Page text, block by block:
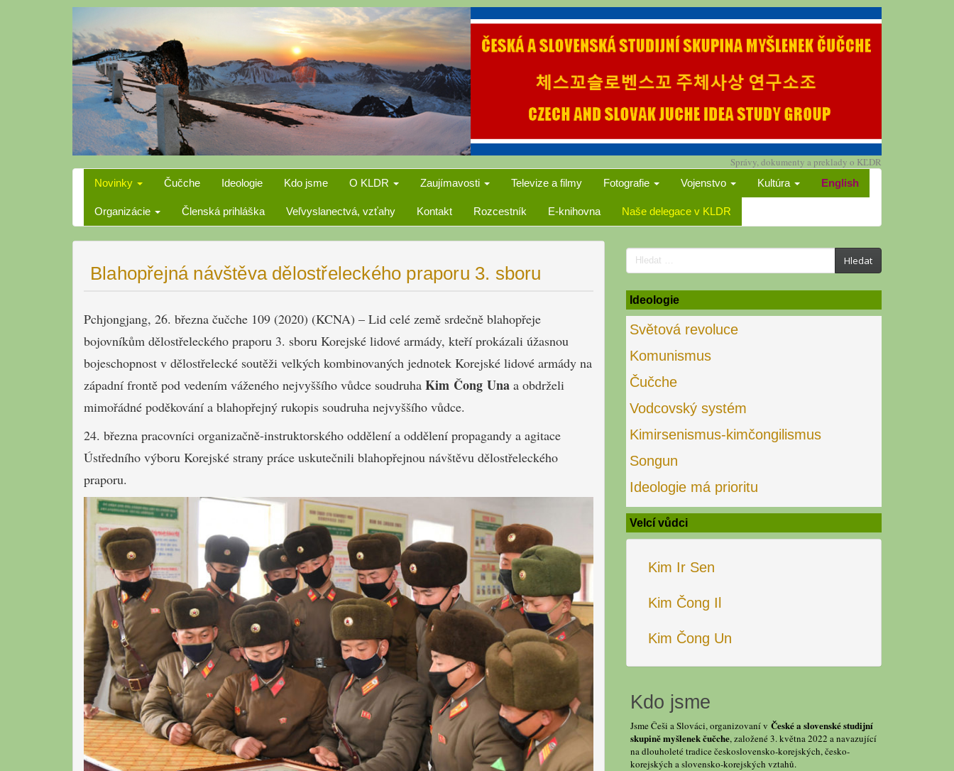
Správy, dokumenty a preklady o KĽDR
Novinky Čučche Ideologie Kdo jsme O KLDR Zaujímavosti Televize a filmy Fotografie Vojenstvo Kultúra English
Organizácie Členská prihláška Veľvyslanectvá, vzťahy Kontakt Rozcestník E-knihovna Naše delegace v KLDR
Blahopřejná návštěva dělostřeleckého praporu 3. sboru
Pchjongjang, 26. března čučche 109 (2020) (KCNA) – Lid celé země srdečně blahopřeje
bojovníkům dělostřeleckého praporu 3. sboru Korejské lidové armády, kteří prokázali úžasnou
bojeschopnost v dělostřelecké soutěži velkých kombinovaných jednotek Korejské lidové armády na
západní frontě pod vedením váženého nejvyššího vůdce soudruha Kim Čong Una a obdrželi
mimořádné poděkování a blahopřejný rukopis soudruha nejvyššího vůdce.
24. března pracovníci organizačně-instruktorského oddělení a oddělení propagandy a agitace
Ústředního výboru Korejské strany práce uskutečnili blahopřejnou návštěvu dělostřeleckého
praporu.
Search
for:
Hledat
Ideologie
Světová revoluce
Komunismus
Čučche
Vodcovský systém
Kimirsenismus-kimčongilismus
Songun
Ideologie má prioritu
Velcí vůdci
Kim Ir Sen
Kim Čong Il
Kim Čong Un
Kdo jsme
Jsme Češi a Slováci, organizovaní v České a slovenské studijní
skupině myšlenek čučche, založené 3. května 2022 a navazující
na dlouholeté tradice československo-korejských, česko-
korejských a slovensko-korejských vztahů.